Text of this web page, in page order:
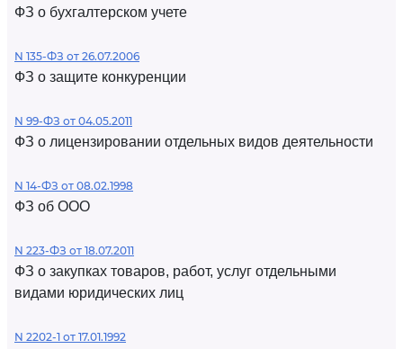
ФЗ о бухгалтерском учете
N 135-ФЗ от 26.07.2006
ФЗ о защите конкуренции
N 99-ФЗ от 04.05.2011
ФЗ о лицензировании отдельных видов деятельности
N 14-ФЗ от 08.02.1998
ФЗ об ООО
N 223-ФЗ от 18.07.2011
ФЗ о закупках товаров, работ, услуг отдельными
видами юридических лиц
N 2202-1 от 17.01.1992